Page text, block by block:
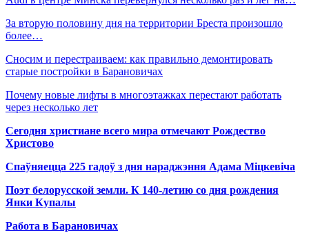
За вторую половину дня на территории Бреста произошло
более…
Сносим и перестраиваем: как правильно демонтировать
старые постройки в Барановичах
Почему новые лифты в многоэтажках перестают работать
через несколько лет
Сегодня христиане всего мира отмечают Рождество
Христово
Спаўняецца 225 гадоў з дня нараджэння Адама Міцкевіча
Поэт белорусской земли. К 140-летию со дня рождения
Янки Купалы
Работа в Барановичах